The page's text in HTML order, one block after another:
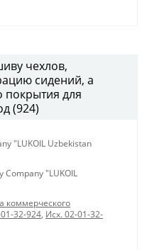
чехлов,
сидений, а
покрытия для
(924)
"LUKOIL Uzbekistan
Company "LUKOIL
коммерческого
32-924, Исх. 02-01-32-